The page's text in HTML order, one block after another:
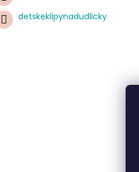
detskeklipynadudlicky